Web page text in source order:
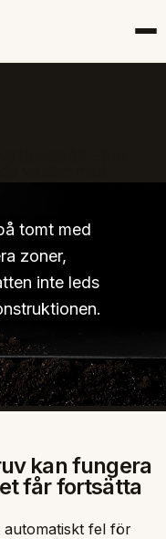
tomt med
zoner,
inte leds
kan fungera
får fortsätta
automatiskt fel för